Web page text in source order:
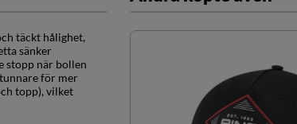
täckt hålighet,
sänker
stopp när bollen
för mer
topp), vilket